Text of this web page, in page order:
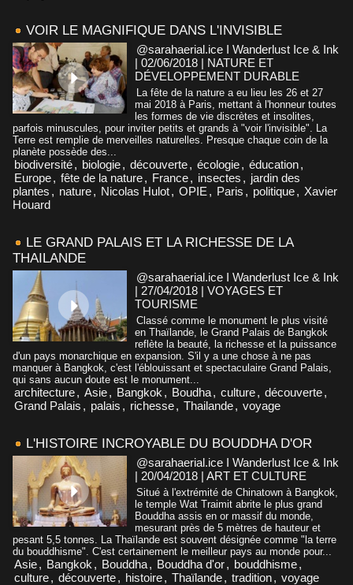
VOIR LE MAGNIFIQUE DANS L'INVISIBLE
@sarahaerial.ice I Wanderlust Ice & Ink
| 02/06/2018 | NATURE ET
DÉVELOPPEMENT DURABLE
La fête de la nature a eu lieu les 26 et 27
mai 2018 à Paris, mettant à l'honneur toutes
les formes de vie discrètes et insolites,
parfois minuscules, pour inviter petits et grands à "voir l'invisible". La
Terre est remplie de merveilles naturelles. Presque chaque coin de la
planète possède des...
biodiversité, biologie, découverte, écologie, éducation,
Europe, fête de la nature, France, insectes , jardin des
plantes , nature, Nicolas Hulot, OPIE , Paris , politique, Xavier
Houard
LE GRAND PALAIS ET LA RICHESSE DE LA
THAILANDE
@sarahaerial.ice I Wanderlust Ice & Ink
| 27/04/2018 | VOYAGES ET
TOURISME
Classé comme le monument le plus visité
en Thaïlande, le Grand Palais de Bangkok
reflète la beauté, la richesse et la puissance
d'un pays monarchique en expansion. S'il y a une chose à ne pas
manquer à Bangkok, c'est l'éblouissant et spectaculaire Grand Palais,
qui sans aucun doute est le monument...
architecture, Asie, Bangkok , Boudha, culture, découverte,
Grand Palais , palais , richesse, Thailande, voyage
L'HISTOIRE INCROYABLE DU BOUDDHA D'OR
@sarahaerial.ice I Wanderlust Ice & Ink
| 20/04/2018 | ART ET CULTURE
Situé à l'extrémité de Chinatown à Bangkok,
le temple Wat Traimit abrite le plus grand
Bouddha assis en or massif du monde,
mesurant près de 5 mètres de hauteur et
pesant 5,5 tonnes. La Thaïlande est souvent désignée comme "la terre
du bouddhisme". C'est certainement le meilleur pays au monde pour...
Asie, Bangkok , Bouddha, Bouddha d'or, bouddhisme,
culture, découverte, histoire, Thaïlande, tradition, voyage